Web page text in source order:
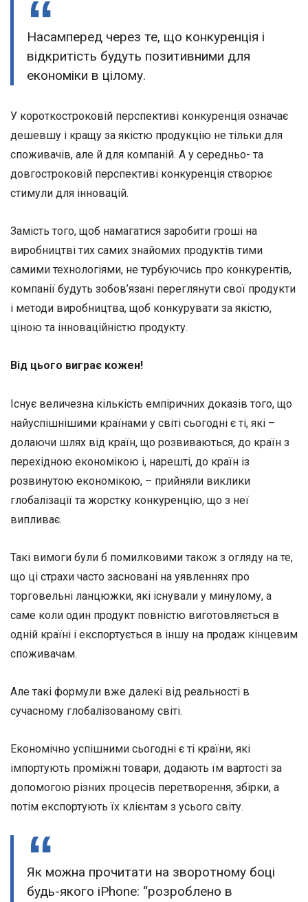
Насамперед через те, що конкуренція і
відкритість будуть позитивними для
економіки в цілому.
У короткостроковій перспективі конкуренція означає
дешевшу і кращу за якістю продукцію не тільки для
споживачів, але й для компаній. А у середньо- та
довгостроковій перспективі конкуренція створює
стимули для інновацій.
Замість того, щоб намагатися заробити гроші на
виробництві тих самих знайомих продуктів тими
самими технологіями, не турбуючись про конкурентів,
компанії будуть зобов’язані переглянути свої продукти
і методи виробництва, щоб конкурувати за якістю,
ціною та інноваційністю продукту.
Від цього виграє кожен!
Існує величезна кількість емпіричних доказів того, що
найуспішнішими країнами у світі сьогодні є ті, які –
долаючи шлях від країн, що розвиваються, до країн з
перехідною економікою і, нарешті, до країн із
розвинутою економікою, – прийняли виклики
глобалізації та жорстку конкуренцію, що з неї
випливає.
Такі вимоги були б помилковими також з огляду на те,
що ці страхи часто засновані на уявленнях про
торговельні ланцюжки, які існували у минулому, а
саме коли один продукт повністю виготовляється в
одній країні і експортується в іншу на продаж кінцевим
споживачам.
Але такі формули вже далекі від реальності в
сучасному глобалізованому світі.
Економічно успішними сьогодні є ті країни, які
імпортують проміжні товари, додають їм вартості за
допомогою різних процесів перетворення, збірки, а
потім експортують їх клієнтам з усього світу.
Як можна прочитати на зворотному боці
будь-якого iPhone: “розроблено в